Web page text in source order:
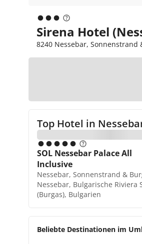
Sirena Hotel
8240 Nessebar, Sonnenstrand
Top Hotel in
SOL Nessebar Palace All
Inclusive
Nessebar, Sonnenstrand &
Nessebar, Bulgarische Riviera
(Burgas), Bulgarien
Beliebte Destinationen im